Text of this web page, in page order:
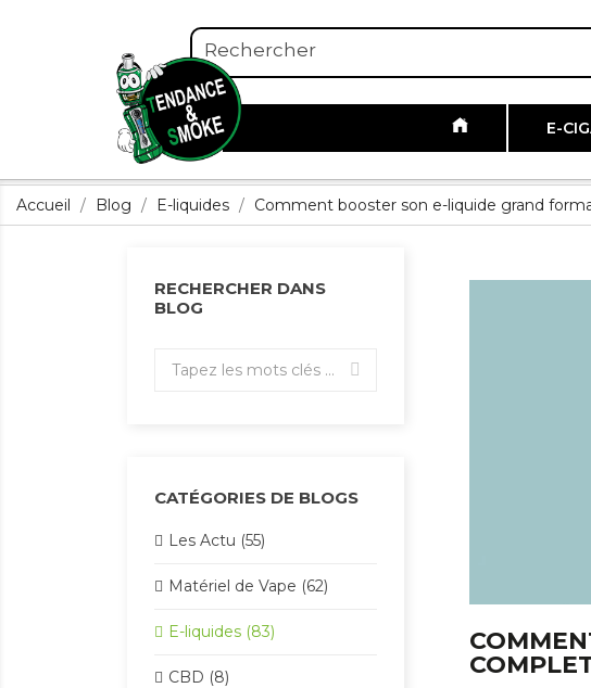
E-
Accueil Blog E-liquides Comment booster son e-liquide grand
RECHERCHER DANS
BLOG
CATÉGORIES DE BLOGS
Les Actu (55)
Matériel de Vape (62)
E-liquides (83)
CBD (8)